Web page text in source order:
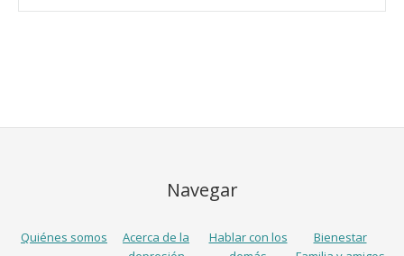
Navegar
Quiénes somos
Acerca de la
Hablar con los
Bienestar